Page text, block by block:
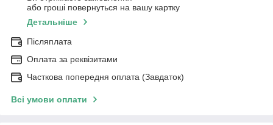
або гроші повернуться на вашу картку
Детальніше
Післяплата
Оплата за реквізитами
Часткова попередня оплата (Завдаток)
Всі умови оплати